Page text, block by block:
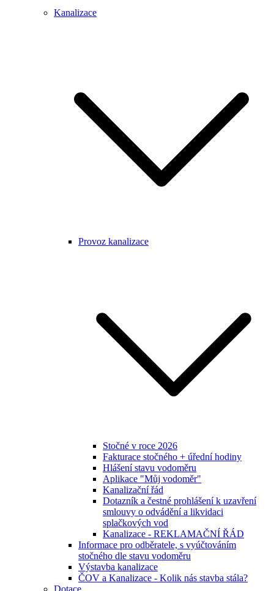
Kanalizace
Provoz kanalizace
Stočné v roce 2026
Fakturace stočného + úřední hodiny
Hlášení stavu vodoměru
Aplikace "Můj vodoměr"
Kanalizační řád
Dotazník a čestné prohlášení k uzavření
smlouvy o odvádění a likvidaci
splačkových vod
Kanalizace - REKLAMAČNÍ ŘÁD
Informace pro odběratele, s vyúčtováním
stočného dle stavu vodoměru
Výstavba kanalizace
ČOV a Kanalizace - Kolik nás stavba stála?